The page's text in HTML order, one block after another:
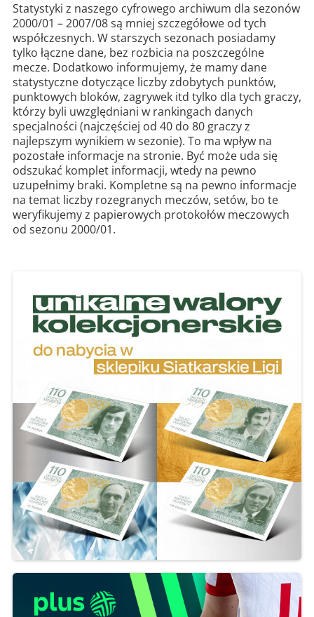
Statystyki z naszego cyfrowego archiwum dla sezonów
2000/01 – 2007/08 są mniej szczegółowe od tych
współczesnych. W starszych sezonach posiadamy
tylko łączne dane, bez rozbicia na poszczególne
mecze. Dodatkowo informujemy, że mamy dane
statystyczne dotyczące liczby zdobytych punktów,
punktowych bloków, zagrywek itd tylko dla tych graczy,
którzy byli uwzględniani w rankingach danych
specjalności (najczęściej od 40 do 80 graczy z
najlepszym wynikiem w sezonie). To ma wpływ na
pozostałe informacje na stronie. Być może uda się
odszukać komplet informacji, wtedy na pewno
uzupełnimy braki. Kompletne są na pewno informacje
na temat liczby rozegranych meczów, setów, bo te
weryfikujemy z papierowych protokołów meczowych
od sezonu 2000/01.